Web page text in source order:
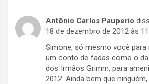
Antônio Carlos Pauperio
18 de dezembro de 2012 às
Simone, só mesmo você para
um conto de fadas como o da
dos Irmãos Grimm, para
2012. Ainda bem que